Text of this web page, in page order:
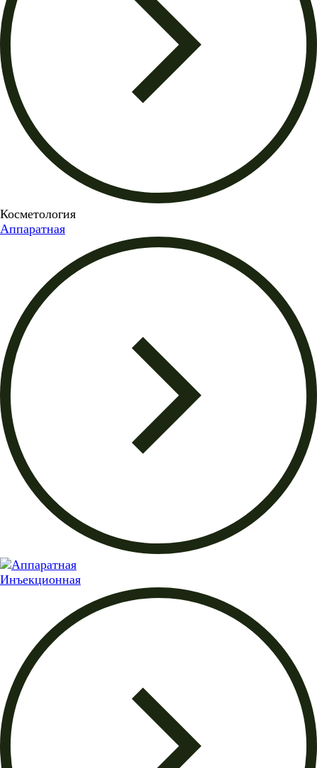
Косметология
Аппаратная
Инъекционная